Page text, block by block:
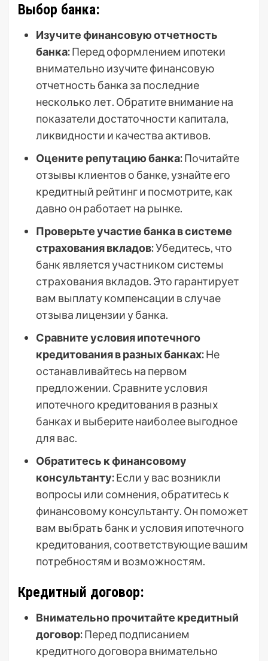
Выбор банка:
Изучите финансовую отчетность
банка:Перед оформлением ипотеки
внимательно изучите финансовую
отчетность банка за последние
несколько лет. Обратите внимание на
показатели достаточности капитала,
ликвидности и качества активов.
Оцените репутацию банка:Почитайте
отзывы клиентов о банке, узнайте его
кредитный рейтинг и посмотрите, как
давно он работает на рынке.
Проверьте участие банка в системе
страхования вкладов:Убедитесь, что
банк является участником системы
страхования вкладов. Это гарантирует
вам выплату компенсации в случае
отзыва лицензии у банка.
Сравните условия ипотечного
кредитования в разных банках:Не
останавливайтесь на первом
предложении. Сравните условия
ипотечного кредитования в разных
банках и выберите наиболее выгодное
для вас.
Обратитесь к финансовому
консультанту:Если у вас возникли
вопросы или сомнения, обратитесь к
финансовому консультанту. Он поможет
вам выбрать банк и условия ипотечного
кредитования, соответствующие вашим
потребностям и возможностям.
Кредитный договор:
Внимательно прочитайте кредитный
договор:Перед подписанием
кредитного договора внимательно